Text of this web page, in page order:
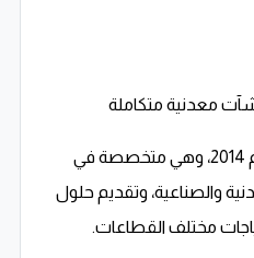
معدنية متكاملة
تأسست شركتنا في مصر عام 2014، وهي متخصصة في
والصناعية، وتقديم حلول
مختلف القطاعات.